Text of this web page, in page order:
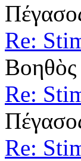
Re:
Re:
Re: